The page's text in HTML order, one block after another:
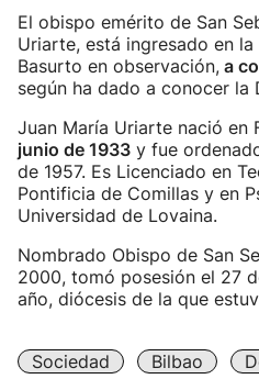
El obispo emérito de San
Uriarte, está ingresado en
Basurto en observación, a
según ha dado a conocer la
Juan María Uriarte nació en
junio de 1933 y fue
de 1957. Es Licenciado en
Pontificia de Comillas y en
Universidad de Lovaina.
Nombrado Obispo de San
2000, tomó posesión el 27
año, diócesis de la que
Sociedad Bilbao